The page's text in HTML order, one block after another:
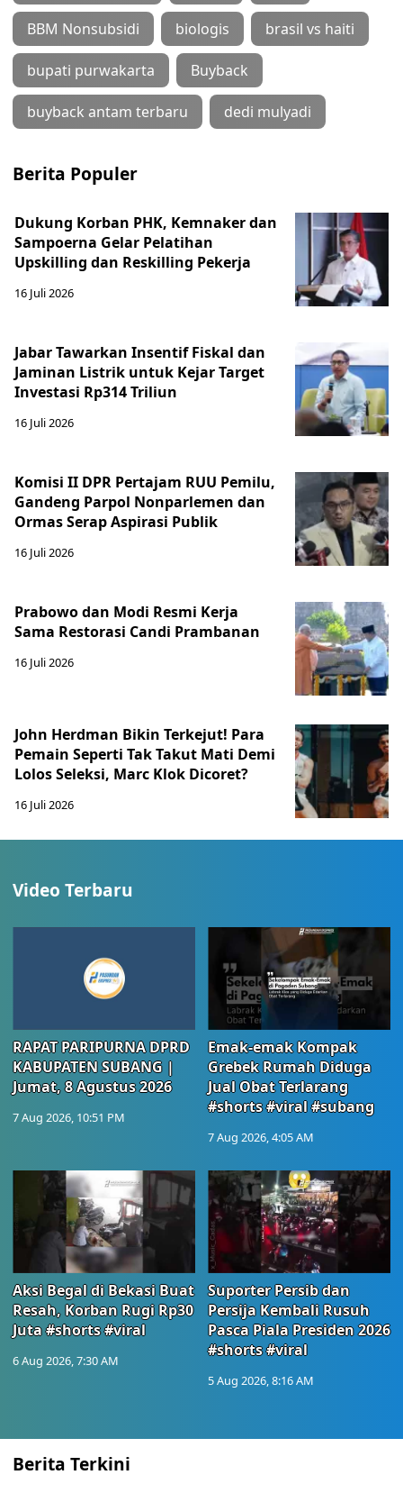
BBM Nonsubsidi biologis brasil vs haiti
bupati purwakarta Buyback
buyback antam terbaru dedi mulyadi
Berita Populer
Dukung Korban PHK, Kemnaker dan
Sampoerna Gelar Pelatihan
Upskilling dan Reskilling Pekerja
16 Juli 2026
Jabar Tawarkan Insentif Fiskal dan
Jaminan Listrik untuk Kejar Target
Investasi Rp314 Triliun
16 Juli 2026
Komisi II DPR Pertajam RUU Pemilu,
Gandeng Parpol Nonparlemen dan
Ormas Serap Aspirasi Publik
16 Juli 2026
Prabowo dan Modi Resmi Kerja
Sama Restorasi Candi Prambanan
16 Juli 2026
John Herdman Bikin Terkejut! Para
Pemain Seperti Tak Takut Mati Demi
Lolos Seleksi, Marc Klok Dicoret?
16 Juli 2026
Video Terbaru
RAPAT PARIPURNA DPRD
KABUPATEN SUBANG |
Jumat, 8 Agustus 2026
7 Aug 2026, 10:51 PM
Emak-emak Kompak
Grebek Rumah Diduga
Jual Obat Terlarang
#shorts #viral #subang
7 Aug 2026, 4:05 AM
Aksi Begal di Bekasi Buat
Resah, Korban Rugi Rp30
Juta #shorts #viral
6 Aug 2026, 7:30 AM
Suporter Persib dan
Persija Kembali Rusuh
Pasca Piala Presiden 2026
#shorts #viral
5 Aug 2026, 8:16 AM
Berita Terkini